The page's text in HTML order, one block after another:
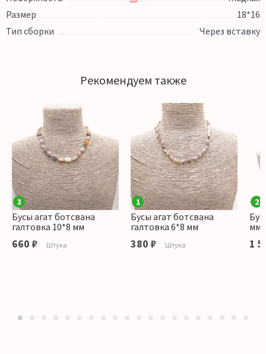
Размер
18*16
Тип сборки
Через вставку
Рекомендуем также
3
Бусы агат ботсвана
галтовка 10*8 мм
660 ₽ Штука
1
Бусы агат ботсвана
галтовка 6*8 мм
380 ₽ Штука
2
мм
1